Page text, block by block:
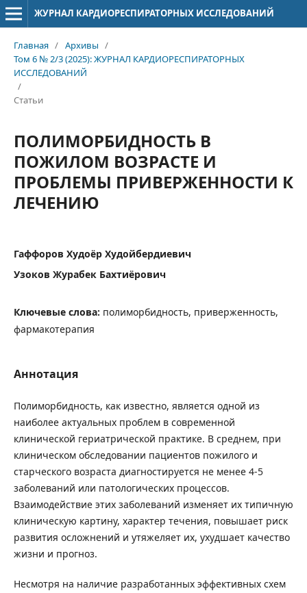
ЖУРНАЛ КАРДИОРЕСПИРАТОРНЫХ ИССЛЕДОВАНИЙ
Главная / Архивы /
Том 6 № 2/3 (2025): ЖУРНАЛ КАРДИОРЕСПИРАТОРНЫХ
ИССЛЕДОВАНИЙ
/
Статьи
ПОЛИМОРБИДНОСТЬ В
ПОЖИЛОМ ВОЗРАСТЕ И
ПРОБЛЕМЫ ПРИВЕРЖЕННОСТИ К
ЛЕЧЕНИЮ
Гаффоров Худоёр Худойбердиевич
Узоков Журабек Бахтиёрович
Ключевые слова: полиморбидность, приверженность,
фармакотерапия
Аннотация
Полиморбидность, как известно, является одной из
наиболее актуальных проблем в современной
клинической гериатрической практике. В среднем, при
клиническом обследовании пациентов пожилого и
старческого возраста диагностируется не менее 4-5
заболеваний или патологических процессов.
Взаимодействие этих заболеваний изменяет их типичную
клиническую картину, характер течения, повышает риск
развития осложнений и утяжеляет их, ухудшает качество
жизни и прогноз.
Несмотря на наличие разработанных эффективных схем